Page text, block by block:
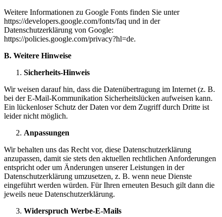
Weitere Informationen zu Google Fonts finden Sie unter
https://developers.google.com/fonts/faq und in der
Datenschutzerklärung von Google:
https://policies.google.com/privacy?hl=de.
B. Weitere Hinweise
Sicherheits-Hinweis
Wir weisen darauf hin, dass die Datenübertragung im Internet (z. B.
bei der E-Mail-Kommunikation Sicherheitslücken aufweisen kann.
Ein lückenloser Schutz der Daten vor dem Zugriff durch Dritte ist
leider nicht möglich.
Anpassungen
Wir behalten uns das Recht vor, diese Datenschutzerklärung
anzupassen, damit sie stets den aktuellen rechtlichen Anforderungen
entspricht oder um Änderungen unserer Leistungen in der
Datenschutzerklärung umzusetzen, z. B. wenn neue Dienste
eingeführt werden würden. Für Ihren erneuten Besuch gilt dann die
jeweils neue Datenschutzerklärung.
Widerspruch Werbe-E-Mails